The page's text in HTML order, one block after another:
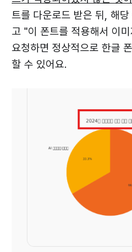
트를 다운로드 받은 뒤, 해
고 "이 폰트를 적용해서 이
요청하면 정상적으로 한글
할 수 있어요.